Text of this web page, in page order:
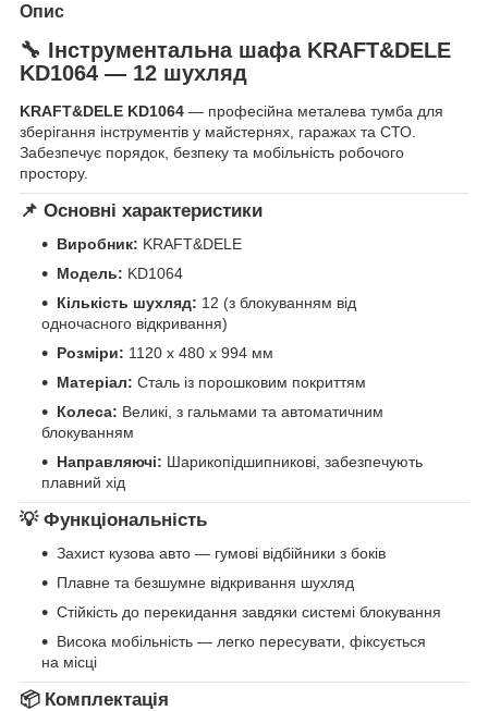
Опис
🔧 Інструментальна шафа KRAFT&DELE
KD1064 — 12 шухляд
KRAFT&DELE KD1064 — професійна металева тумба для
зберігання інструментів у майстернях, гаражах та СТО.
Забезпечує порядок, безпеку та мобільність робочого
простору.
📌 Основні характеристики
Виробник: KRAFT&DELE
Модель: KD1064
Кількість шухляд: 12 (з блокуванням від
одночасного відкривання)
Розміри: 1120 x 480 x 994 мм
Матеріал: Сталь із порошковим покриттям
Колеса: Великі, з гальмами та автоматичним
блокуванням
Направляючі: Шарикопідшипникові, забезпечують
плавний хід
💡 Функціональність
Захист кузова авто — гумові відбійники з боків
Плавне та безшумне відкривання шухляд
Стійкість до перекидання завдяки системі блокування
Висока мобільність — легко пересувати, фіксується
на місці
📦 Комплектація